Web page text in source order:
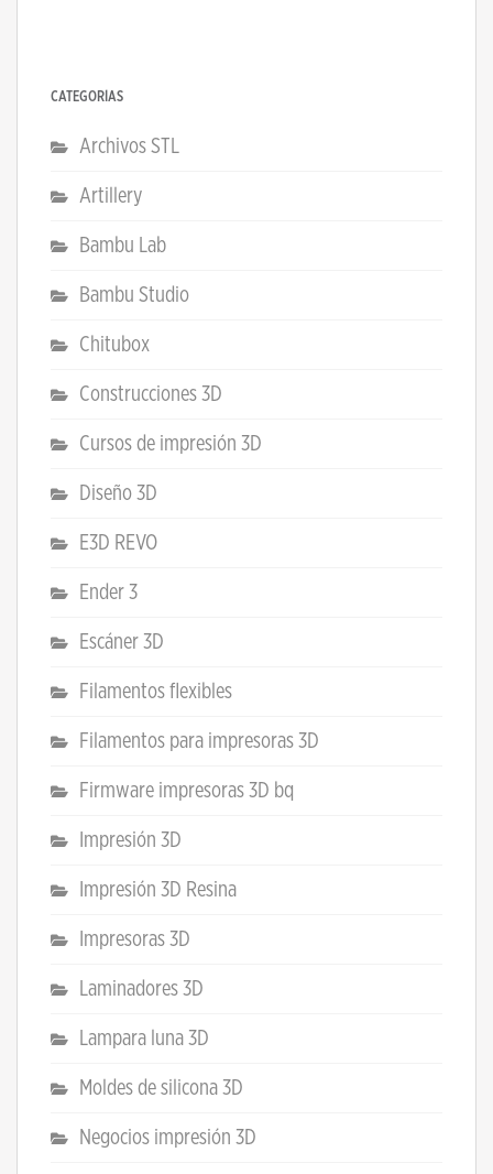
CATEGORÍAS
Archivos STL
Artillery
Bambu Lab
Bambu Studio
Chitubox
Construcciones 3D
Cursos de impresión 3D
Diseño 3D
E3D REVO
Ender 3
Escáner 3D
Filamentos flexibles
Filamentos para impresoras 3D
Firmware impresoras 3D bq
Impresión 3D
Impresión 3D Resina
Impresoras 3D
Laminadores 3D
Lampara luna 3D
Moldes de silicona 3D
Negocios impresión 3D